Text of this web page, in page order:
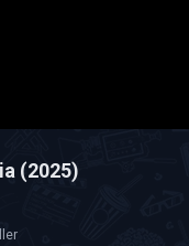
(2025)